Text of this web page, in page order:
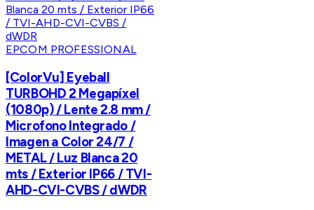
EPCOM PROFESSIONAL
[ColorVu] Eyeball
TURBOHD 2 Megapíxel
(1080p) / Lente 2.8 mm /
Microfono Integrado /
Imagen a Color 24/7 /
METAL / Luz Blanca 20
mts / Exterior IP66 / TVI-
AHD-CVI-CVBS / dWDR